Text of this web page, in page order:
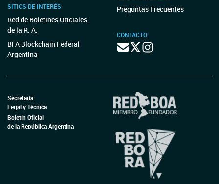
SITIOS DE INTERÉS
Red de Boletines Oficiales
de la R. A.
BFA Blockchain Federal
Argentina
Preguntas Frecuentes
CONTACTO
Secretaría
Legal y Técnica
Boletín Oficial
de la República Argentina